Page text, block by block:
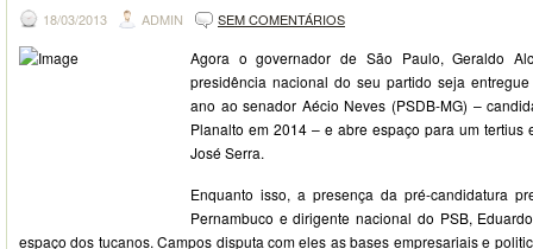
18/03/2013 ADMIN SEM COMENTÁRIOS
Agora o governador de São Paulo, Geraldo
presidência nacional do seu partido seja
ano ao senador Aécio Neves (PSDB-MG) –
Planalto em 2014 – e abre espaço para um tertius
José Serra.
Enquanto isso, a presença da pré-candidatura
Pernambuco e dirigente nacional do PSB,
espaço dos tucanos. Campos disputa com eles as bases empresariais e